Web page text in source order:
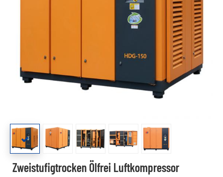
Zweistufigtrocken Ölfrei Luftkompressor